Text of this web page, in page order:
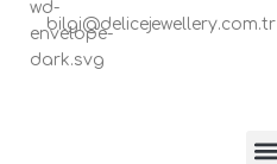
bilgi@delicejewellery.com.tr